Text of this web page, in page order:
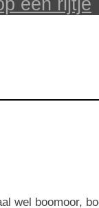
een rijtje
wel boomoor,